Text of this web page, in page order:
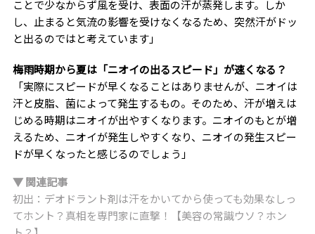
ことで少なからず風を受け、表面の汗が蒸発します。しか
し、止まると気流の影響を受けなくなるため、突然汗がドッ
と出るのではと考えています」
梅雨時期から夏は「ニオイの出るスピード」が速くなる？
「実際にスピードが早くなることはありませんが、ニオイは
汗と皮脂、菌によって発生するもの。そのため、汗が増えは
じめる時期はニオイが出やすくなります。ニオイのもとが増
えるため、ニオイが発生しやすくなり、ニオイの発生スピー
ドが早くなったと感じるのでしょう」
▼ 関連記事
初出：デオドラント剤は汗をかいてから使っても効果なしっ
てホント？真相を専門家に直撃！【美容の常識ウソ？ホン